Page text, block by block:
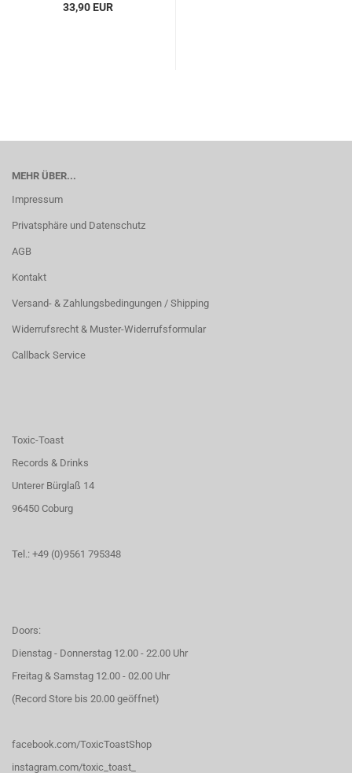
33,90 EUR
MEHR ÜBER...
Impressum
Privatsphäre und Datenschutz
AGB
Kontakt
Versand- & Zahlungsbedingungen / Shipping
Widerrufsrecht & Muster-Widerrufsformular
Callback Service
Toxic-Toast
Records & Drinks
Unterer Bürglaß 14
96450 Coburg
Tel.: +49 (0)9561 795348
Doors:
Dienstag - Donnerstag 12.00 - 22.00 Uhr
Freitag & Samstag 12.00 - 02.00 Uhr
(Record Store bis 20.00 geöffnet)
facebook.com/ToxicToastShop
instagram.com/toxic_toast_